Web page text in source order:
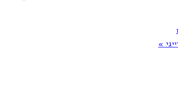
»